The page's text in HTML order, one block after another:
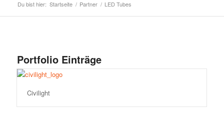
Du bist hier: Startseite / Partner / LED Tubes
Portfolio Einträge
Civilight